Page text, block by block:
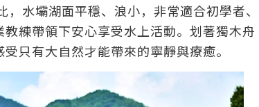
水壩湖面平穩、浪小，非常適合初學者、
練帶領下安心享受水上活動。划著獨木舟
只有大自然才能帶來的寧靜與療癒。